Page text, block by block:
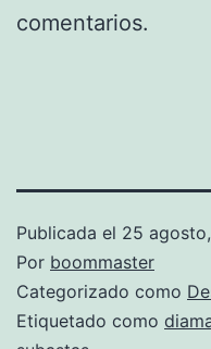
comentarios.
Publicada el 25
Por boommaster
Categorizado como
Etiquetado como